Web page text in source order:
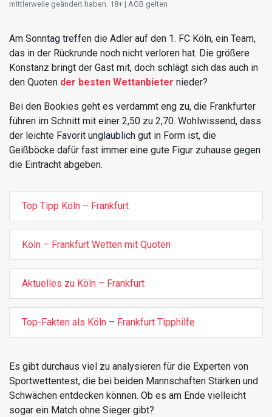
mittlerweile geändert haben. 18+ | AGB gelten
Am Sonntag treffen die Adler auf den 1. FC Köln, ein Team,
das in der Rückrunde noch nicht verloren hat. Die größere
Konstanz bringt der Gast mit, doch schlägt sich das auch in
den Quoten der besten Wettanbieter nieder?
Bei den Bookies geht es verdammt eng zu, die Frankfurter
führen im Schnitt mit einer 2,50 zu 2,70. Wohlwissend, dass
der leichte Favorit unglaublich gut in Form ist, die
Geißböcke dafür fast immer eine gute Figur zuhause gegen
die Eintracht abgeben.
Top Tipp Köln – Frankfurt
Köln – Frankfurt Wetten mit Quoten
Aktuelles zu Köln – Frankfurt
Top-Fakten als Köln – Frankfurt Tipphilfe
Es gibt durchaus viel zu analysieren für die Experten von
Sportwettentest, die bei beiden Mannschaften Stärken und
Schwächen entdecken können. Ob es am Ende vielleicht
sogar ein Match ohne Sieger gibt?